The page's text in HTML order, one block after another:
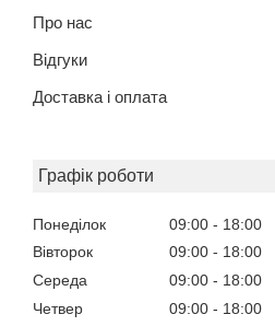
Про нас
Відгуки
Доставка і оплата
Графік роботи
Понеділок 09:00
18:00
Вівторок
09:00
18:00
Середа
09:00
18:00
Четвер
09:00
18:00